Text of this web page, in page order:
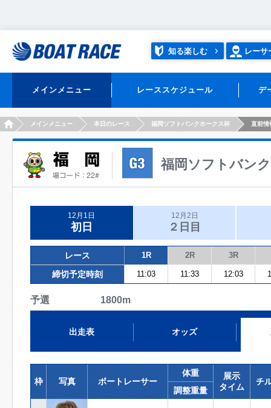
知る楽しむ レーサ
メインメニュー レーススケジュール デ
HOMEメインメニュー 本日のレース 福岡ソフトバンクホークス杯 直前情
福岡ソフトバン
12月1日
初日
12月2日
２日目
レース 1R 2R 3R
締切予定時刻 11:03 11:33 12:03
予選 1800m
出走表 オッズ
枠 写真 ボートレーサー
体重
展示
タイム
チ
調整重量